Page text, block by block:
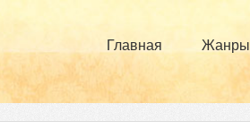
Главная Жанры